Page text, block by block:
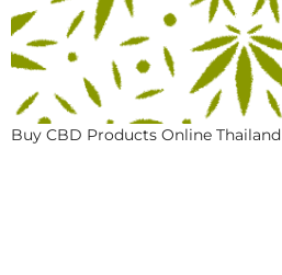
Buy CBD Products Online Thailand